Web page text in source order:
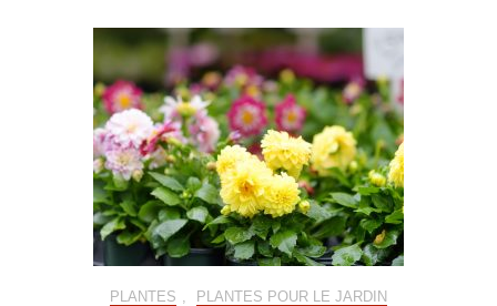
PLANTES PLANTES POUR LE JARDIN